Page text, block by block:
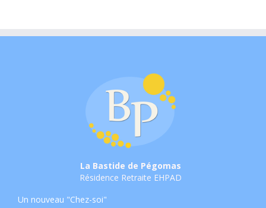
La Bastide de Pégomas
Résidence Retraite EHPAD
Un nouveau "Chez-soi"